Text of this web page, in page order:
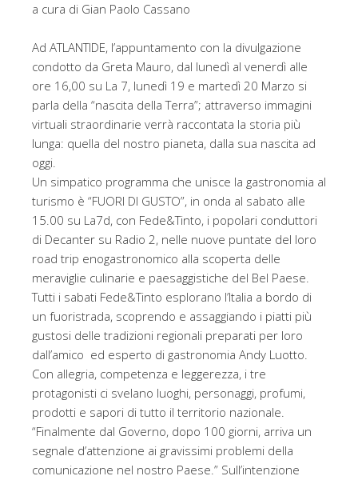
a cura di Gian Paolo Cassano
Ad ATLANTIDE, l’appuntamento con la divulgazione
condotto da Greta Mauro, dal lunedì al venerdì alle
ore 16,00 su La 7, lunedì 19 e martedì 20 Marzo si
parla della “nascita della Terra”; attraverso immagini
virtuali straordinarie verrà raccontata la storia più
lunga: quella del nostro pianeta, dalla sua nascita ad
oggi.
Un simpatico programma che unisce la gastronomia al
turismo è “FUORI DI GUSTO”, in onda al sabato alle
15.00 su La7d, con Fede&Tinto, i popolari conduttori
di Decanter su Radio 2, nelle nuove puntate del loro
road trip enogastronomico alla scoperta delle
meraviglie culinarie e paesaggistiche del Bel Paese.
Tutti i sabati Fede&Tinto esplorano l’Italia a bordo di
un fuoristrada, scoprendo e assaggiando i piatti più
gustosi delle tradizioni regionali preparati per loro
dall’amico ed esperto di gastronomia Andy Luotto.
Con allegria, competenza e leggerezza, i tre
protagonisti ci svelano luoghi, personaggi, profumi,
prodotti e sapori di tutto il territorio nazionale.
“Finalmente dal Governo, dopo 100 giorni, arriva un
segnale d’attenzione ai gravissimi problemi della
comunicazione nel nostro Paese.” Sull’intenzione